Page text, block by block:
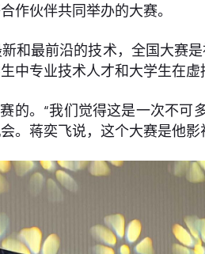
作伙伴共同举办的大赛。
和最前沿的技术，全国大赛
专业技术人才和大学生在虚
的。“我们觉得这是一次不可
蒋奕飞说，这个大赛是他影